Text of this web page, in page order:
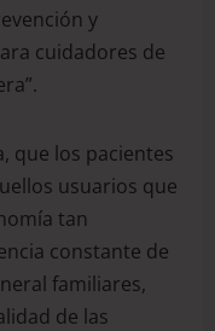
y
cuidadores de
que los pacientes
usuarios que
tan
constante de
familiares,
de las